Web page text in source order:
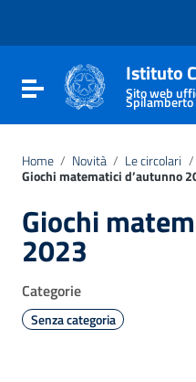
Vai al footer
Attiva / disattiva laIstituto
Sito web
Spilamberto
Home / Novità / Le circolari /
Giochi matematici d’autunno
Giochi
2023
Categorie
Senza categoria